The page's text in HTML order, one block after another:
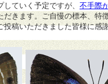
ていく予定ですが、 不手際
きます。ご自慢の標本、
稿いただきました皆様に